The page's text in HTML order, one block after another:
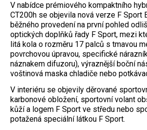
V nabídce prémiového kompaktního
CT200h se objevila nová verze F Sport
běžného provedení na první pohled
optických doplňků řady F Sport, mezi
litá kola o rozměru 17 palců s tmavou
povrchovou úpravou, specifické
náznakem difuzoru), výraznější boční
voštinová maska chladiče nebo
V interiéru se objevily děrované
karbonové obložení, sportovní volant
kůží a logem F Sport ve středu nebo
potažená speciální látkou F Sport.